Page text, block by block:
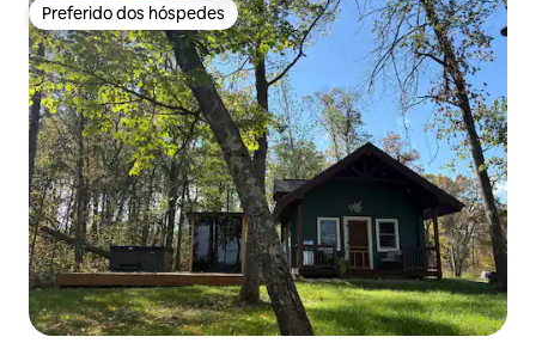
Preferido dos hóspedes
Preferido dos hóspedes